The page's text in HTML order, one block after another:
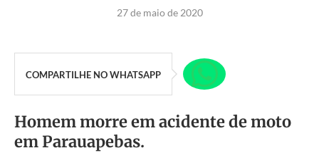
27 de maio de 2020
COMPARTILHE NO WHATSAPP
Homem morre em acidente de moto
em Parauapebas.